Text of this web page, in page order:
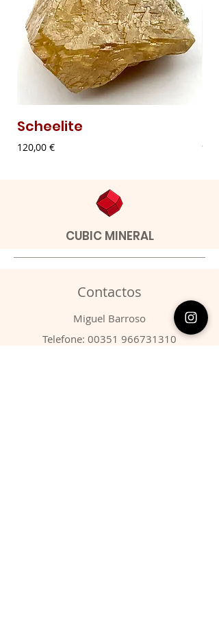
Scheelite
Preço
120,00 € 9,00
CUBIC MINERAL
Contactos
​Miguel Barroso
Telefone: 00351 966731310